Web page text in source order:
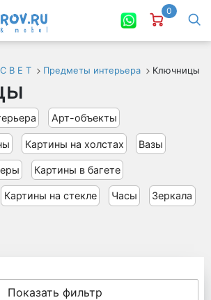
0
С В Е Т Предметы интерьера Ключницы
Арт-объекты
Картины на холстах Вазы
Картины в багете
Картины на стекле Часы Зеркала
Показать фильтр